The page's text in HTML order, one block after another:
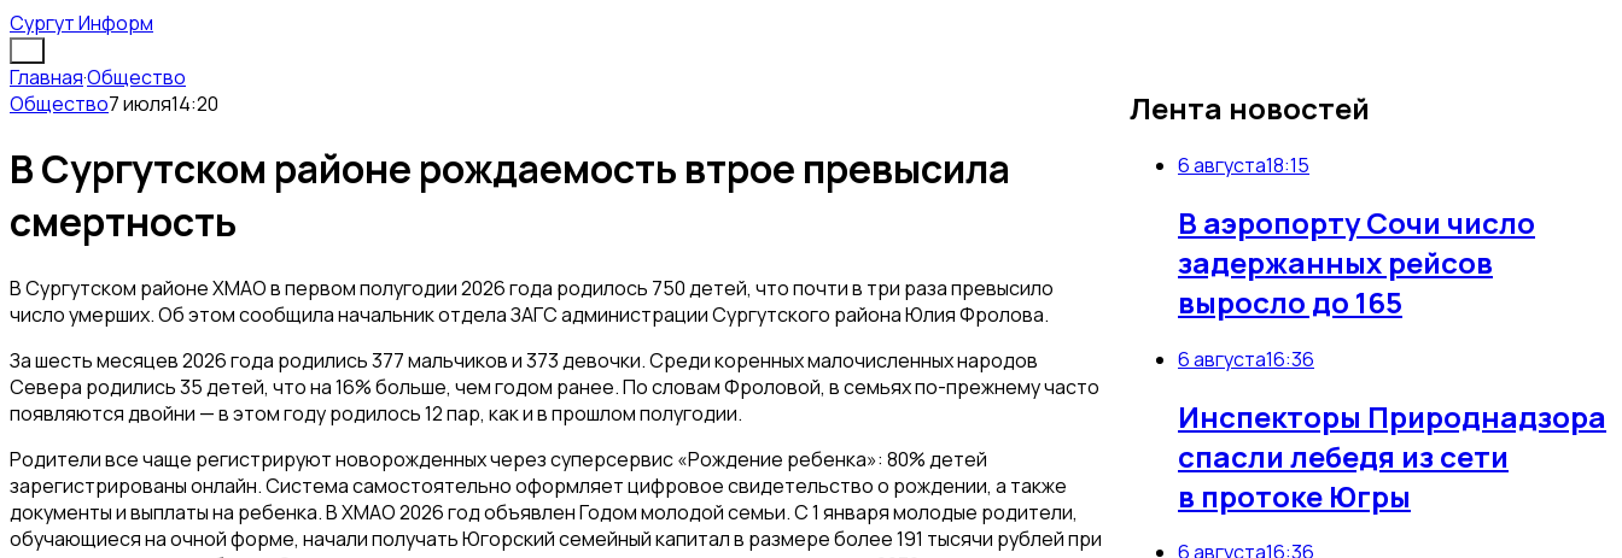
Сургут Информ
Лента новостей
6 августа18:15
В аэропорту Сочи число
задержанных рейсов
выросло до 165
6 августа16:36
Инспекторы Природнадзора
спасли лебедя из сети
в протоке Югры
6 августа16:36
Главная·Общество
Общество7 июля14:20
В Сургутском районе рождаемость втрое превысила
смертность
В Сургутском районе ХМАО в первом полугодии 2026 года родилось 750 детей, что почти в три раза превысило
число умерших. Об этом сообщила начальник отдела ЗАГС администрации Сургутского района Юлия Фролова.
За шесть месяцев 2026 года родились 377 мальчиков и 373 девочки. Среди коренных малочисленных народов
Севера родились 35 детей, что на 16% больше, чем годом ранее. По словам Фроловой, в семьях по-прежнему часто
появляются двойни — в этом году родилось 12 пар, как и в прошлом полугодии.
Родители все чаще регистрируют новорожденных через суперсервис «Рождение ребенка»: 80% детей
зарегистрированы онлайн. Система самостоятельно оформляет цифровое свидетельство о рождении, а также
документы и выплаты на ребенка. В ХМАО 2026 год объявлен Годом молодой семьи. С 1 января молодые родители,
обучающиеся на очной форме, начали получать Югорский семейный капитал в размере более 191 тысячи рублей при